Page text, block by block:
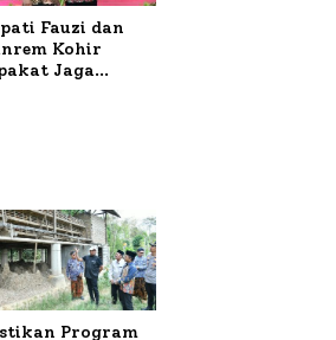
Fauzi dan
Kohir
Jaga
Program